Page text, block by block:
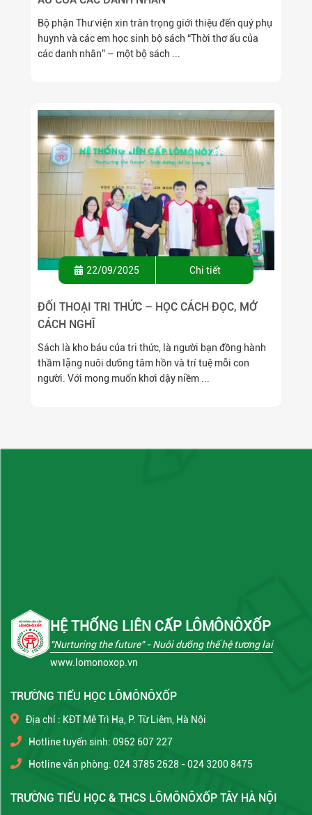
Bộ phận Thư viện xin trân trọng giới thiệu đến quý phụ
huynh và các em học sinh bộ sách “Thời thơ ấu của
các danh nhân” – một bộ sách ...
22/09/2025 Chi tiết
ĐỐI THOẠI TRI THỨC – HỌC CÁCH ĐỌC, MỞ
CÁCH NGHĨ
Sách là kho báu của tri thức, là người bạn đồng hành
thầm lặng nuôi dưỡng tâm hồn và trí tuệ mỗi con
người. Với mong muốn khơi dậy niềm ...
HỆ THỐNG LIÊN CẤP LÔMÔNÔXỐP
"Nurturing the future"- Nuôi dưỡng thế hệ tương lai
www.lomonoxop.vn
TRƯỜNG TIỂU HỌC LÔMÔNÔXỐP
Địa chỉ : KĐT Mễ Trì Hạ, P. Từ Liêm, Hà Nội
Hotline tuyển sinh: 0962 607 227
Hotline văn phòng: 024 3785 2628 - 024 3200 8475
TRƯỜNG TIỂU HỌC & THCS LÔMÔNÔXỐP TÂY HÀ NỘI